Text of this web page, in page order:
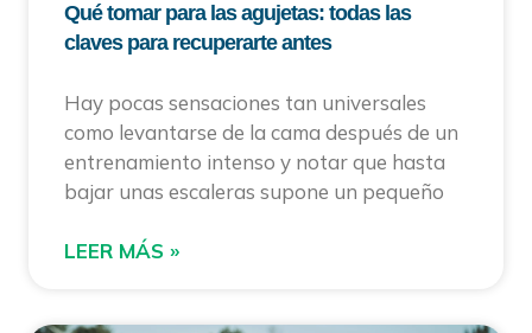
Qué tomar para las agujetas: todas las
claves para recuperarte antes
Hay pocas sensaciones tan universales
como levantarse de la cama después de un
entrenamiento intenso y notar que hasta
bajar unas escaleras supone un pequeño
LEER MÁS »